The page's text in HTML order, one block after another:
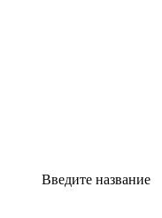
Введите название